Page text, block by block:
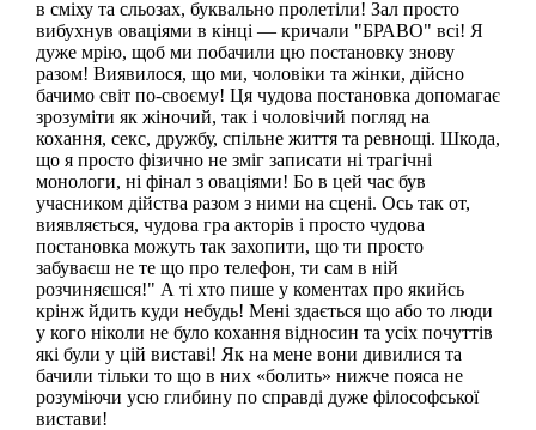
в сміху та сльозах, буквально пролетіли! Зал просто
вибухнув оваціями в кінці — кричали "БРАВО" всі! Я
дуже мрію, щоб ми побачили цю постановку знову
разом! Виявилося, що ми, чоловіки та жінки, дійсно
бачимо світ по-своєму! Ця чудова постановка допомагає
зрозуміти як жіночий, так і чоловічий погляд на
кохання, секс, дружбу, спільне життя та ревнощі. Шкода,
що я просто фізично не зміг записати ні трагічні
монологи, ні фінал з оваціями! Бо в цей час був
учасником дійства разом з ними на сцені. Ось так от,
виявляється, чудова гра акторів і просто чудова
постановка можуть так захопити, що ти просто
забуваєш не те що про телефон, ти сам в ній
розчиняєшся!" А ті хто пише у коментах про якийсь
крінж йдить куди небудь! Мені здається що або то люди
у кого ніколи не було кохання відносин та усіх почуттів
які були у цій виставі! Як на мене вони дивилися та
бачили тільки то що в них «болить» нижче пояса не
розуміючи усю глибину по справді дуже філософської
вистави!